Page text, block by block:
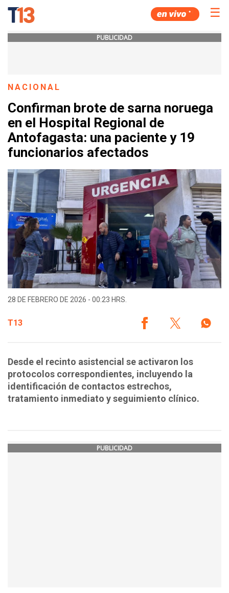
☰
PUBLICIDAD
NACIONAL
Confirman brote de sarna noruega
en el Hospital Regional de
Antofagasta: una paciente y 19
funcionarios afectados
28 DE FEBRERO DE 2026 - 00:23 HRS.
T13
Desde el recinto asistencial se activaron los
protocolos correspondientes, incluyendo la
identificación de contactos estrechos,
tratamiento inmediato y seguimiento clínico.
PUBLICIDAD